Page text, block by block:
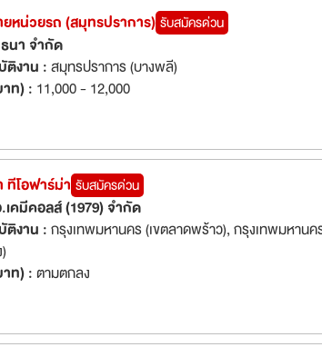
หน่วยรถ (สมุทรปราการ) รับสมัครด่วน
นา จำกัด
งาน :สมุทรปราการ (บางพลี)
าท) : 11,000 - 12,000
ทีโอฟาร์ม่า รับสมัครด่วน
คมีคอลส์ (1979) จำกัด
งาน :กรุงเทพมหานคร (เขตลาดพร้าว), กรุงเทพมหานค
าท) :ตามตกลง